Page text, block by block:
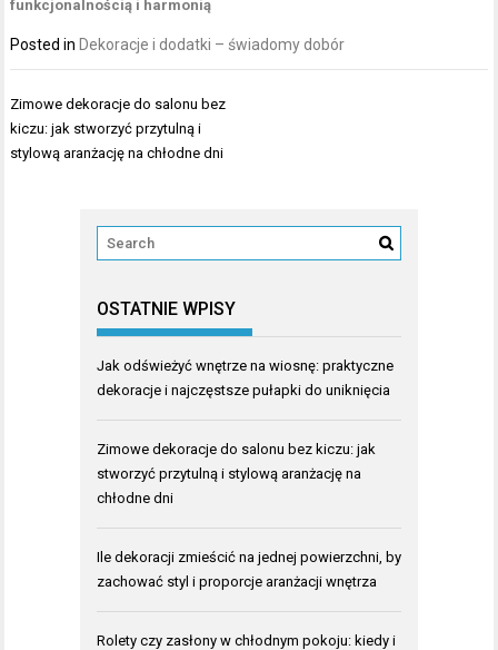
funkcjonalnością i harmonią
Posted in Dekoracje i dodatki – świadomy dobór
Nawigacja
wpisu
Zimowe dekoracje do salonu bez
kiczu: jak stworzyć przytulną i
stylową aranżację na chłodne dni
OSTATNIE WPISY
Jak odświeżyć wnętrze na wiosnę: praktyczne
dekoracje i najczęstsze pułapki do uniknięcia
Zimowe dekoracje do salonu bez kiczu: jak
stworzyć przytulną i stylową aranżację na
chłodne dni
Ile dekoracji zmieścić na jednej powierzchni, by
zachować styl i proporcje aranżacji wnętrza
Rolety czy zasłony w chłodnym pokoju: kiedy i